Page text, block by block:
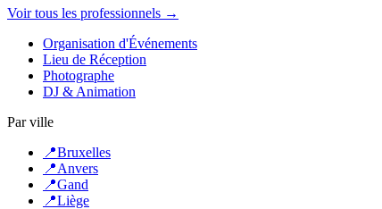
Voir tous les professionnels →
Organisation d'Événements
Lieu de Réception
Photographe
DJ & Animation
Par ville
📍Bruxelles
📍Anvers
📍Gand
📍Liège